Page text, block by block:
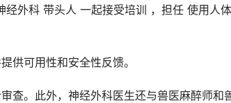
经外科 带头人 一起接受培训 ， 担任 使用人
供可用性和安全性反馈。
查。此外，神经外科医生还与兽医麻醉师和